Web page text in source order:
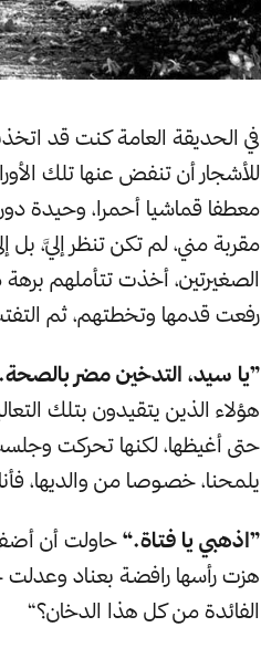
في الحديقة العامة كنت قد
للأشجار أن تنفض عنها تلك
معطفا قماشيا أحمرا، وحيدة
مقربة مني، لم تكن تنظر إليَّ، بل
الصغيرتين، أخذت تتأملهم
رفعت قدمها وتخطتهم، ثم
”يا سيد، التدخين مضر
هؤلاء الذين يتقيدون بتلك
حتى أغيظها، لكنها تحركت
يلمحنا، خصوصا من والديها،
”اذهبي يا فتاة.“ حاولت أن
هزت رأسها رافضة بعناد
الفائدة من كل هذا الدخان؟“